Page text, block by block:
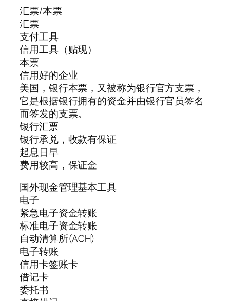
汇票/本票
汇票
支付工具
信用工具（贴现）
本票
信用好的企业
美国，银行本票，又被称为银行官方支票，
它是根据银行拥有的资金并由银行官员签名
而签发的支票。
银行汇票
银行承兑，收款有保证
起息日早
费用较高，保证金
国外现金管理基本工具
电子
紧急电子资金转账
标准电子资金转账
自动清算所(ACH)
电子转账
信用卡签账卡
借记卡
委托书